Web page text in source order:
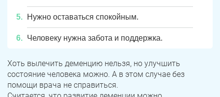
Нужно оставаться спокойным.
Человеку нужна забота и поддержка.
Хоть вылечить деменцию нельзя, но улучшить
состояние человека можно. А в этом случае без
помощи врача не справиться.